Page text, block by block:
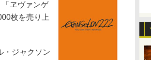
ヱヴァンゲ
枚を売り上
・ジャクソン